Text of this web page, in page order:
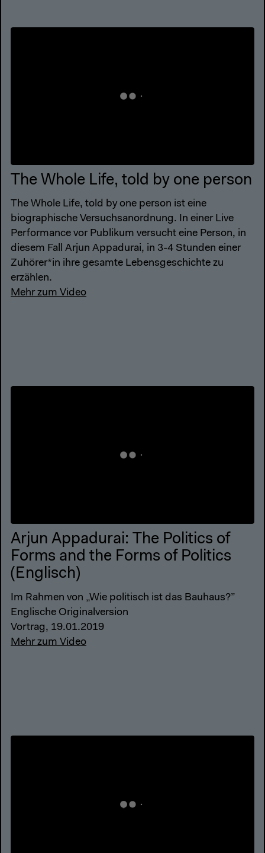
The Whole Life, told by one person
The Whole Life, told by one person ist eine
biographische Versuchsanordnung. In einer Live
Performance vor Publikum versucht eine Person, in
diesem Fall Arjun Appadurai, in 3-4 Stunden einer
Zuhörer*in ihre gesamte Lebensgeschichte zu
erzählen.
Mehr zum Video
Arjun Appadurai: The Politics of
Forms and the Forms of Politics
(Englisch)
Im Rahmen von „Wie politisch ist das Bauhaus?”
Englische Originalversion
Vortrag, 19.01.2019
Mehr zum Video